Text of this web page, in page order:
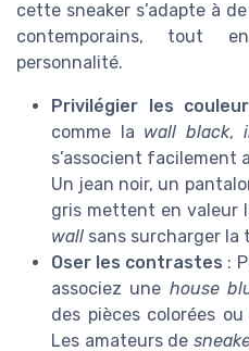
cette sneaker s’adapte à
contemporains, tout
personnalité.
Privilégier les
comme la wall black,
s’associent facilement
Un jean noir, un
gris mettent en valeur
wall sans surcharger la
Oser les contrastes :
associez une house
des pièces colorées
Les amateurs de